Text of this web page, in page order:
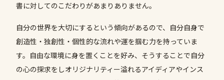
書に対してのこだわりがあまりありません。
自分の世界を大切にするという傾向があるので、自分自身で
創造性・独創性・個性的な流れや運を掴む力を持っていま
す。自由な環境に身を置くことを好み、そうすることで自分
の心の探求をしオリジナリティー溢れるアイディアやインス